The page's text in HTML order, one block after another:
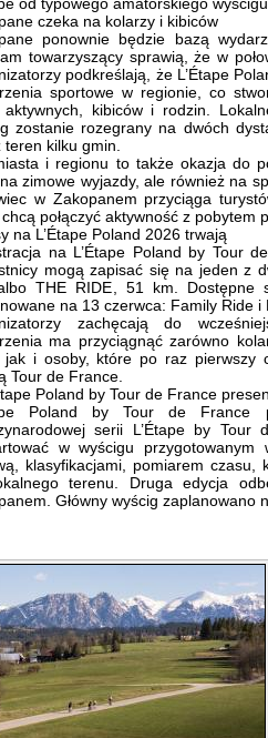
czeka na kolarzy i kibiców
ponownie będzie bazą
towarzyszący sprawią, że w
podkreślają, że L’Étape
sportowe w regionie, co
kibiców i rodzin.
zostanie rozegrany na dwóch
teren kilku gmin.
i regionu to także okazja do
zimowe wyjazdy, ale również na
w Zakopanem przyciąga
połączyć aktywność z pobytem
na L’Étape Poland 2026 trwają
na L’Étape Poland by Tour
mogą zapisać się na jeden z
THE RIDE, 51 km. Dostępne
na 13 czerwca: Family Ride
zachęcają do
ma przyciągnąć zarówno
jak i osoby, które po raz pierwszy
Tour de France.
Poland by Tour de France
Poland by Tour de France
serii L’Étape by Tour
w wyścigu
klasyfikacjami, pomiarem czasu,
terenu. Druga edycja
Główny wyścig zaplanowano